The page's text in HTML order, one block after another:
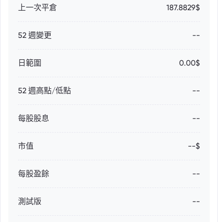
上一次平倉 187.8829$
52 週變更 --
日範圍 0.00$
52 週高點/低點 --
每股股息 --
市值 --$
每股盈餘 --
測試版 --